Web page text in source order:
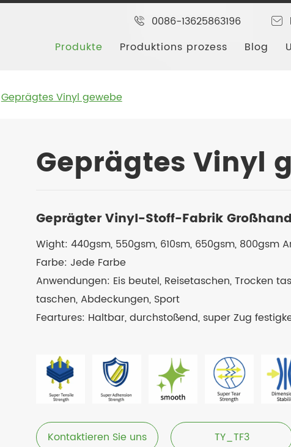
0086-13625863196
Produkte
Produktions prozess Blog
Geprägtes Vinyl gewebe
Geprägtes Vinyl
Geprägter Vinyl-Stoff-Fabrik
Wight: 440gsm, 550gsm, 610sm, 650gsm, 800gsm
Farbe: Jede Farbe
Anwendungen: Eis beutel, Reisetaschen, Trocken
taschen, Abdeckungen, Sport
Feartures: Haltbar, durchstoßend, super Zug
Kontaktieren Sie uns TY_TF3